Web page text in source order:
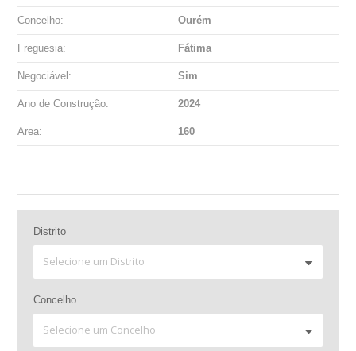
Concelho: Ourém
Freguesia: Fátima
Negociável: Sim
Ano de Construção: 2024
Area: 160
Distrito
Concelho